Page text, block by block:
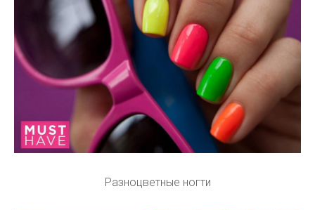
Разноцветные ногти